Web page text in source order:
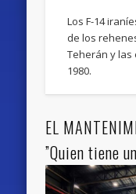
Los F-14
de los
Teherán y las
1980.
EL
”Quien tiene